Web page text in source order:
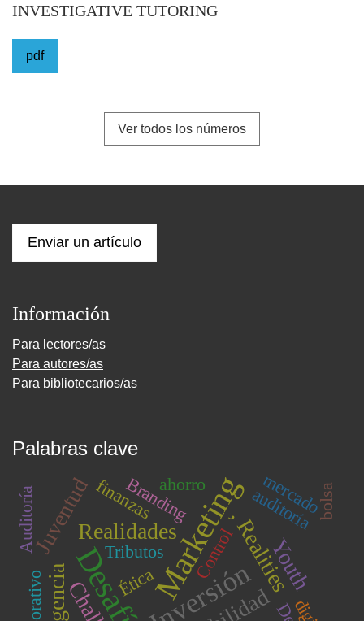
INVESTIGATIVE TUTORING
pdf
Ver todos los números
Enviar un artículo
Información
Para lectores/as
Para autores/as
Para bibliotecarios/as
Palabras clave
Marketing
Inversión
, Realities
Youth
Realidades
Juventud
Ética
Branding
finanzas
Control
auditoría
Auditoría Tributos
bolsa
ahorro mercado